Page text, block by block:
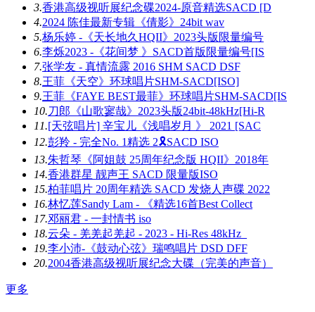
3.香港高级视听展纪念碟2024-原音精选SACD [D
4.2024 陈佳最新专辑《倩影》24bit wav
5.杨乐婷 -《天长地久HQII》2023头版限量编号
6.李烁2023 -《花间梦 》SACD首版限量编号[IS
7.张学友 - 真情流露 2016 SHM SACD DSF
8.王菲《天空》环球唱片SHM-SACD[ISO]
9.王菲《FAYE BEST最菲》环球唱片SHM-SACD[IS
10.刀郎《山歌寥哉》2023头版24bit-48kHz[Hi-R
11.[天弦唱片] 辛宝儿《浅唱岁月 》 2021 [SAC
12.彭羚 - 完全No. 1精选 2🎗SACD ISO
13.朱哲琴《阿姐鼓 25周年纪念版 HQII》2018年
14.香港群星 靓声王 SACD 限量版ISO
15.柏菲唱片 20周年精选 SACD 发烧人声碟 2022
16.林忆莲Sandy Lam - 《精选16首Best Collect
17.邓丽君 - 一封情书 iso
18.云朵 - 羌羌起羌起 - 2023 - Hi-Res 48kHz_
19.李小沛-《鼓动心弦》瑞鸣唱片 DSD DFF
20.2004香港高级视听展纪念大碟（完美的声音）
更多